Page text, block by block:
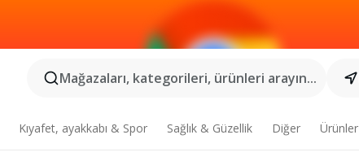
Mağazaları, kategorileri, ürünleri arayın...
Kıyafet, ayakkabı & Spor Sağlık & Güzellik Diğer Ürünler